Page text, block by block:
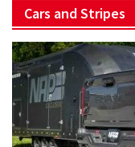
Cars and Stripes